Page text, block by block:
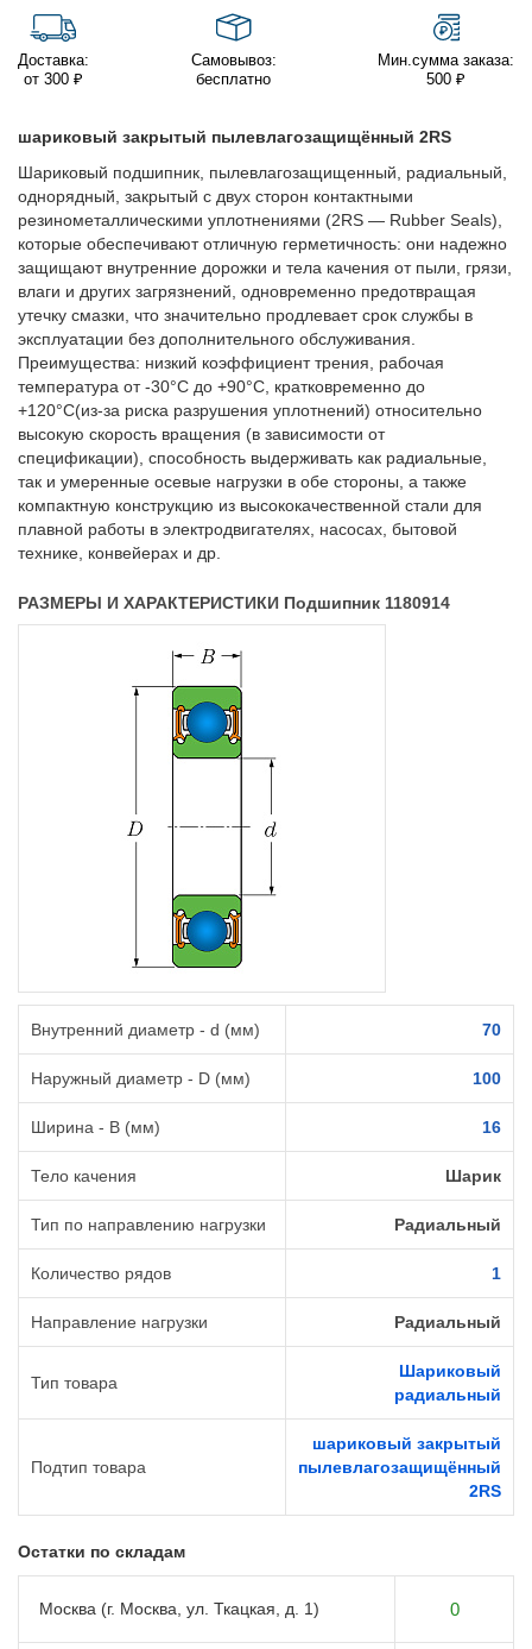
Доставка:
от 300 ₽
Самовывоз:
бесплатно
Мин.сумма заказа:
500 ₽
шариковый закрытый пылевлагозащищённый 2RS
Шариковый подшипник, пылевлагозащищенный, радиальный,
однорядный, закрытый с двух сторон контактными
резинометаллическими уплотнениями (2RS — Rubber Seals),
которые обеспечивают отличную герметичность: они надежно
защищают внутренние дорожки и тела качения от пыли, грязи,
влаги и других загрязнений, одновременно предотвращая
утечку смазки, что значительно продлевает срок службы в
эксплуатации без дополнительного обслуживания.
Преимущества: низкий коэффициент трения, рабочая
температура от -30°C до +90°C, кратковременно до
+120°C(из-за риска разрушения уплотнений) относительно
высокую скорость вращения (в зависимости от
спецификации), способность выдерживать как радиальные,
так и умеренные осевые нагрузки в обе стороны, а также
компактную конструкцию из высококачественной стали для
плавной работы в электродвигателях, насосах, бытовой
технике, конвейерах и др.
РАЗМЕРЫ И ХАРАКТЕРИСТИКИ Подшипник 1180914
Внутренний диаметр - d (мм) 70
Наружный диаметр - D (мм) 100
Ширина - B (мм) 16
Тело качения Шарик
Тип по направлению нагрузки Радиальный
Количество рядов 1
Направление нагрузки Радиальный
Тип товара
Шариковый
радиальный
Подтип товара
шариковый закрытый
пылевлагозащищённый
2RS
Остатки по складам
Москва (г. Москва, ул. Ткацкая, д. 1) 0